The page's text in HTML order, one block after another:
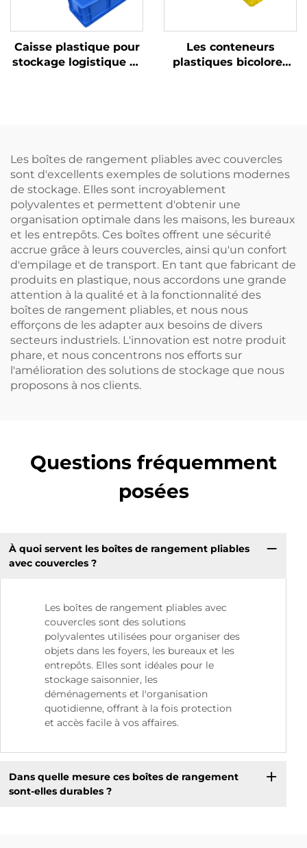
Caisse plastique pour
stockage logistique et
Les conteneurs
plastiques bicolores
Les boîtes de rangement pliables avec couvercles
sont d'excellents exemples de solutions modernes
de stockage. Elles sont incroyablement
polyvalentes et permettent d'obtenir une
organisation optimale dans les maisons, les bureaux
et les entrepôts. Ces boîtes offrent une sécurité
accrue grâce à leurs couvercles, ainsi qu'un confort
d'empilage et de transport. En tant que fabricant de
produits en plastique, nous accordons une grande
attention à la qualité et à la fonctionnalité des
boîtes de rangement pliables, et nous nous
efforçons de les adapter aux besoins de divers
secteurs industriels. L'innovation est notre produit
phare, et nous concentrons nos efforts sur
l'amélioration des solutions de stockage que nous
proposons à nos clients.
Questions fréquemment
posées
À quoi servent les boîtes de rangement pliables
avec couvercles ?
Les boîtes de rangement pliables avec
couvercles sont des solutions
polyvalentes utilisées pour organiser des
objets dans les foyers, les bureaux et les
entrepôts. Elles sont idéales pour le
stockage saisonnier, les
déménagements et l'organisation
quotidienne, offrant à la fois protection
et accès facile à vos affaires.
Dans quelle mesure ces boîtes de rangement
sont-elles durables ?